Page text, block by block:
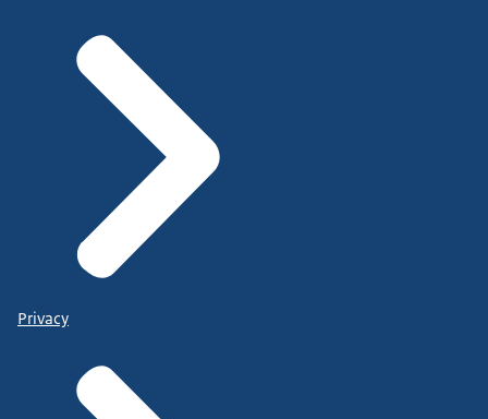
Privacy